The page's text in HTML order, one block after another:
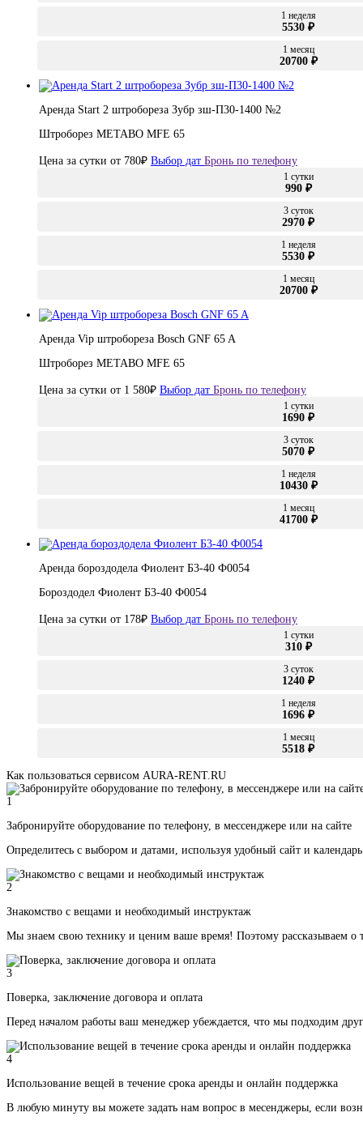
1 неделя
5530 ₽
1 месяц
20700 ₽
Аренда Start 2 штробореза Зубр зш-П30-1400 №2
Штроборез METABO MFE 65
Цена за сутки от 780₽ Выбор дат Бронь по телефону
1 сутки
990 ₽
3 суток
2970 ₽
1 неделя
5530 ₽
1 месяц
20700 ₽
Аренда Vip штробореза Bosch GNF 65 A
Штроборез METABO MFE 65
Цена за сутки от 1 580₽ Выбор дат Бронь по телефону
1 сутки
1690 ₽
3 суток
5070 ₽
1 неделя
10430 ₽
1 месяц
41700 ₽
Аренда бороздодела Фиолент Б3-40 Ф0054
Бороздодел Фиолент Б3-40 Ф0054
Цена за сутки от 178₽ Выбор дат Бронь по телефону
1 сутки
310 ₽
3 суток
1240 ₽
1 неделя
1696 ₽
1 месяц
5518 ₽
Как пользоваться сервисом AURA-RENT.RU
1
Забронируйте оборудование по телефону, в мессенджере или на сайте
Определитесь с выбором и датами, используя удобный сайт и календарь
2
Знакомство с вещами и необходимый инструктаж
Мы знаем свою технику и ценим ваше время! Поэтому рассказываем о
3
Поверка, заключение договора и оплата
Перед началом работы ваш менеджер убеждается, что мы подходим
4
Использование вещей в течение срока аренды и онлайн поддержка
В любую минуту вы можете задать нам вопрос в месенджеры, если